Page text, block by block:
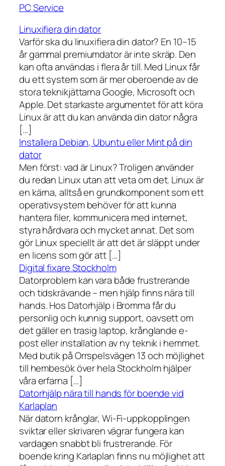
PC Service
Linuxifiera din dator
Varför ska du linuxifiera din dator? En 10–15
år gammal premiumdator är inte skräp. Den
kan ofta användas i flera år till. Med Linux får
du ett system som är mer oberoende av de
stora teknikjättarna Google, Microsoft och
Apple. Det starkaste argumentet för att köra
Linux är att du kan använda din dator några
[…]
Installera Debian, Ubuntu eller Mint på din
dator
Men först: vad är Linux? Troligen använder
du redan Linux utan att veta om det. Linux är
en kärna, alltså en grundkomponent som ett
operativsystem behöver för att kunna
hantera filer, kommunicera med internet,
styra hårdvara och mycket annat. Det som
gör Linux speciellt är att det är släppt under
en licens som gör att […]
Digital fixare Stockholm
Datorproblem kan vara både frustrerande
och tidskrävande – men hjälp finns nära till
hands. Hos Datorhjälp i Bromma får du
personlig och kunnig support, oavsett om
det gäller en trasig laptop, krånglande e-
post eller installation av ny teknik i hemmet.
Med butik på Orrspelsvägen 13 och möjlighet
till hembesök över hela Stockholm hjälper
våra erfarna […]
Datorhjälp nära till hands för boende vid
Karlaplan
När datorn krånglar, Wi-Fi-uppkopplingen
sviktar eller skrivaren vägrar fungera kan
vardagen snabbt bli frustrerande. För
boende kring Karlaplan finns nu möjlighet att